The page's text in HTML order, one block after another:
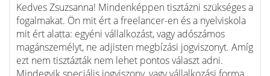
Kedves Zsuzsanna! Mindenképpen tisztázni szükséges a
fogalmakat. Ön mit ért a freelancer-en és a nyelviskola
mit ért alatta: egyéni vállalkozást, vagy adószámos
magánszemélyt, ne adjisten megbízási jogviszonyt. Amíg
ezt nem tisztázták nem lehet pontos választ adni.